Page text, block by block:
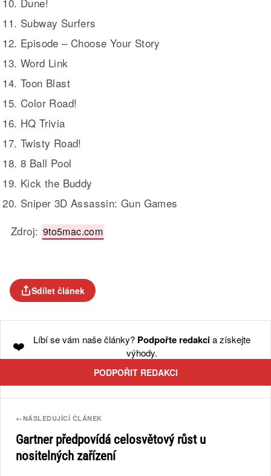
Subway Surfers
Episode – Choose Your Story
Word Link
Toon Blast
Color Road!
HQ Trivia
Twisty Road!
8 Ball Pool
Kick the Buddy
Sniper 3D Assassin: Gun Games
Zdroj: 9to5mac.com
Sdílet článek
❤️ Líbí se vám naše články? Podpořte redakcia získejte
výhody.
PODPOŘIT REDAKCI
←NÁSLEDUJÍCÍ ČLÁNEK
Gartner předpovídá celosvětový růst u
nositelných zařízení